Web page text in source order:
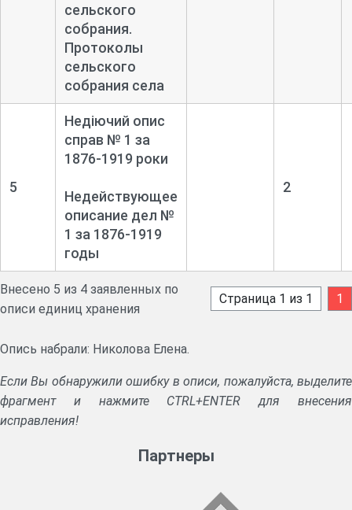
сельского
собрания.
Протоколы
сельского
собрания села
5
Недіючий опис
справ № 1 за
1876-1919 роки
Недействующее
описание дел №
1 за 1876-1919
годы
2
Внесено 5 из 4 заявленных по
описи единиц хранения
Страница 1 из 1 1
Опись набрали: Николова Елена.
Если Вы обнаружили ошибку в описи, пожалуйста, выделите
фрагмент и нажмите CTRL+ENTER для внесения
исправления!
Партнеры